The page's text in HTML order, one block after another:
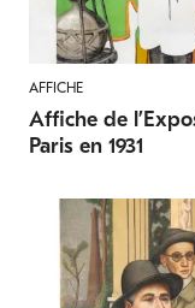
AFFICHE
Affiche de
Paris en 1931